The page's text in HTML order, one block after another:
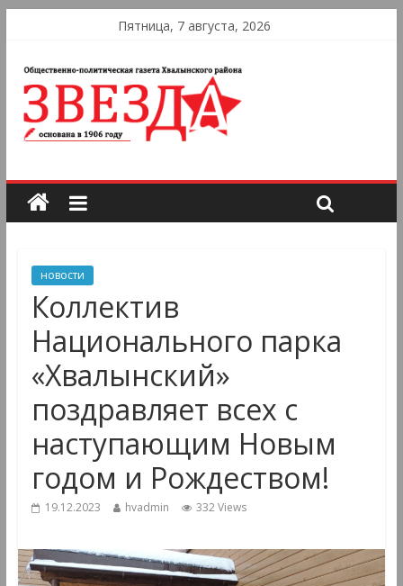
Пятница, 7 августа, 2026
новости
Коллектив
Национального парка
«Хвалынский»
поздравляет всех с
наступающим Новым
годом и Рождеством!
19.12.2023 hvadmin 332 Views